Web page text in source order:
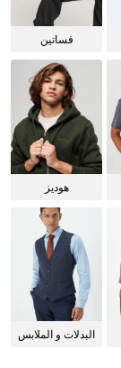
فساتين
هوديز
البدلات و الملابس